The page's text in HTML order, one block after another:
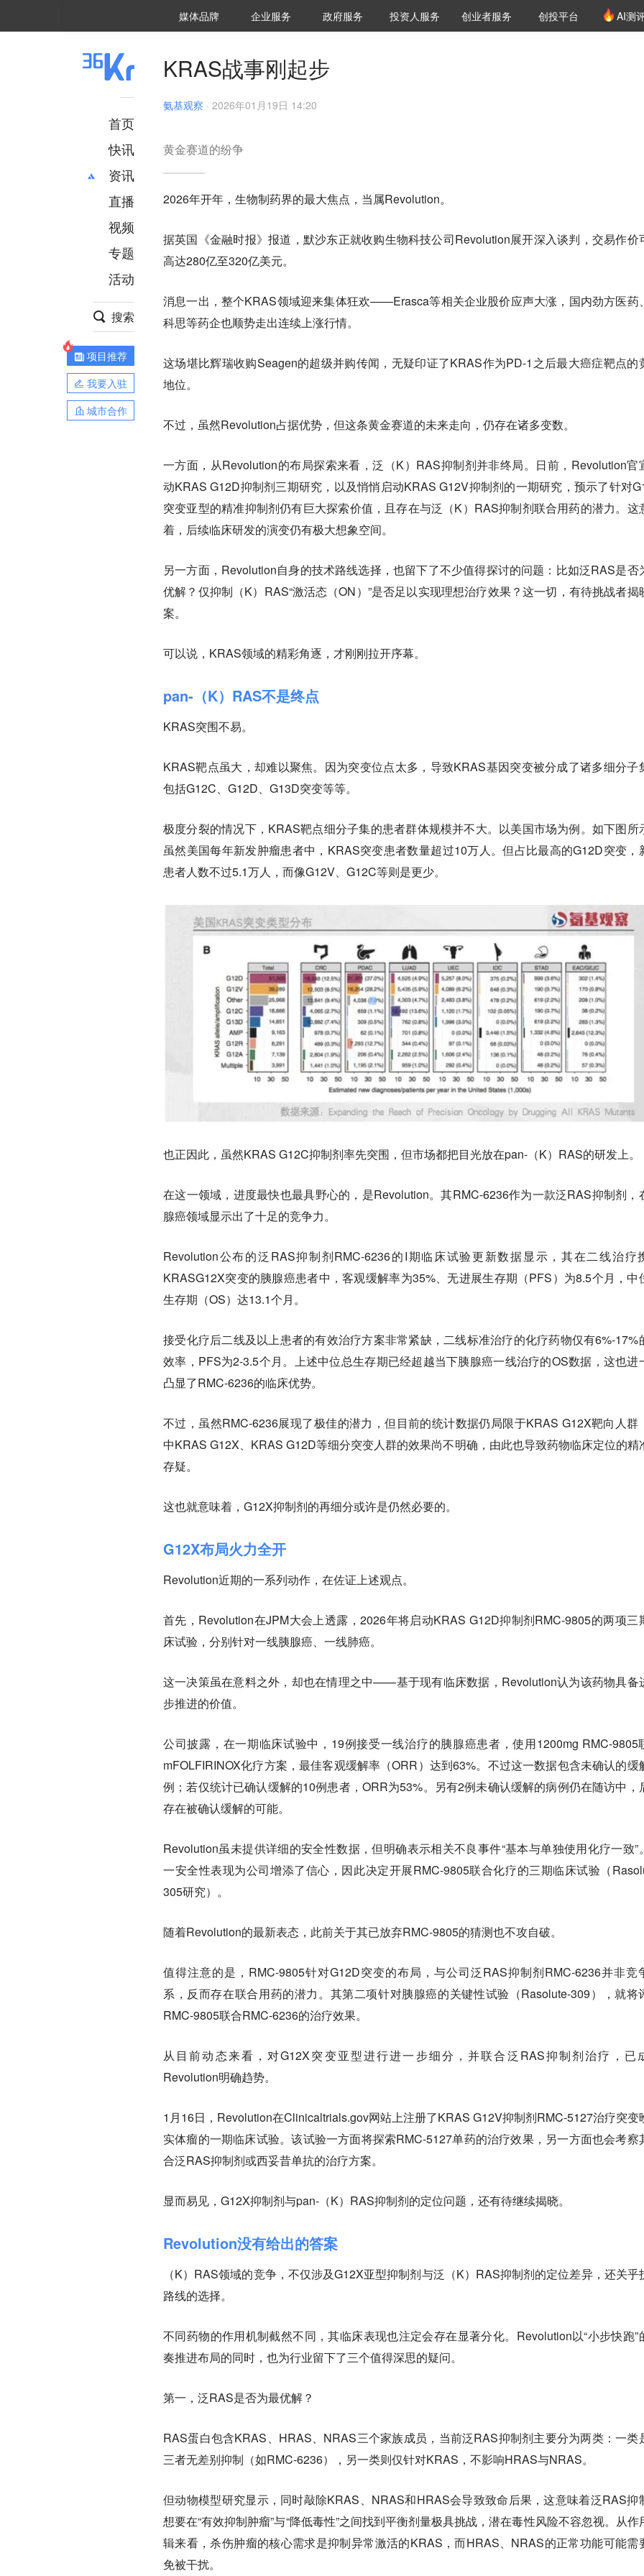
媒体品牌 36Kr研究院
企业服务 城市之窗
政府服务 VClub投资机构库
投资机构职位推介
投资人服务 创投氪堂
创业者服务 创投平台 AI测
首页
快讯
资讯
推荐
财经
项目推荐
安徽
直播
视频
专题
活动
搜索
项目推荐
我要入驻
城市合作
KRAS战事刚起步
氨基观察 · 2026年01月19日 14:20
黄金赛道的纷争
2026年开年，生物制药界的最大焦点，当属Revolution。
据英国《金融时报》报道，默沙东正就收购生物科技公司Revolution展开深入谈判，交易作价
高达280亿至320亿美元。
消息一出，整个KRAS领域迎来集体狂欢——Erasca等相关企业股价应声大涨，国内劲方医药
科思等药企也顺势走出连续上涨行情。
这场堪比辉瑞收购Seagen的超级并购传闻，无疑印证了KRAS作为PD-1之后最大癌症靶点的
地位。
不过，虽然Revolution占据优势，但这条黄金赛道的未来走向，仍存在诸多变数。
一方面，从Revolution的布局探索来看，泛（K）RAS抑制剂并非终局。日前，Revolution官
动KRAS G12D抑制剂三期研究，以及悄悄启动KRAS G12V抑制剂的一期研究，预示了针对
突变亚型的精准抑制剂仍有巨大探索价值，且存在与泛（K）RAS抑制剂联合用药的潜力。这
着，后续临床研发的演变仍有极大想象空间。
另一方面，Revolution自身的技术路线选择，也留下了不少值得探讨的问题：比如泛RAS是否
优解？仅抑制（K）RAS“激活态（ON）”是否足以实现理想治疗效果？这一切，有待挑战者揭
案。
可以说，KRAS领域的精彩角逐，才刚刚拉开序幕。
pan-（K）RAS不是终点
KRAS突围不易。
KRAS靶点虽大，却难以聚焦。因为突变位点太多，导致KRAS基因突变被分成了诸多细分子
包括G12C、G12D、G13D突变等等。
极度分裂的情况下，KRAS靶点细分子集的患者群体规模并不大。以美国市场为例。如下图所
虽然美国每年新发肿瘤患者中，KRAS突变患者数量超过10万人。但占比最高的G12D突变，
患者人数不过5.1万人，而像G12V、G12C等则是更少。
也正因此，虽然KRAS G12C抑制剂率先突围，但市场都把目光放在pan-（K）RAS的研发上。
在这一领域，进度最快也最具野心的，是Revolution。其RMC-6236作为一款泛RAS抑制剂，
腺癌领域显示出了十足的竞争力。
Revolution公布的泛RAS抑制剂RMC-6236的I期临床试验更新数据显示，其在二线治疗
KRASG12X突变的胰腺癌患者中，客观缓解率为35%、无进展生存期（PFS）为8.5个月，中
生存期（OS）达13.1个月。
接受化疗后二线及以上患者的有效治疗方案非常紧缺，二线标准治疗的化疗药物仅有6%-17%
效率，PFS为2-3.5个月。上述中位总生存期已经超越当下胰腺癌一线治疗的OS数据，这也进
凸显了RMC-6236的临床优势。
不过，虽然RMC-6236展现了极佳的潜力，但目前的统计数据仍局限于KRAS G12X靶向人群
中KRAS G12X、KRAS G12D等细分突变人群的效果尚不明确，由此也导致药物临床定位的精
存疑。
这也就意味着，G12X抑制剂的再细分或许是仍然必要的。
G12X布局火力全开
Revolution近期的一系列动作，在佐证上述观点。
首先，Revolution在JPM大会上透露，2026年将启动KRAS G12D抑制剂RMC-9805的两项三
床试验，分别针对一线胰腺癌、一线肺癌。
这一决策虽在意料之外，却也在情理之中——基于现有临床数据，Revolution认为该药物具备
步推进的价值。
公司披露，在一期临床试验中，19例接受一线治疗的胰腺癌患者，使用1200mg RMC-9805
mFOLFIRINOX化疗方案，最佳客观缓解率（ORR）达到63%。不过这一数据包含未确认的缓
例；若仅统计已确认缓解的10例患者，ORR为53%。另有2例未确认缓解的病例仍在随访中，
存在被确认缓解的可能。
Revolution虽未提供详细的安全性数据，但明确表示相关不良事件“基本与单独使用化疗一致”
一安全性表现为公司增添了信心，因此决定开展RMC-9805联合化疗的三期临床试验（
305研究）。
随着Revolution的最新表态，此前关于其已放弃RMC-9805的猜测也不攻自破。
值得注意的是，RMC-9805针对G12D突变的布局，与公司泛RAS抑制剂RMC-6236并非竞
系，反而存在联合用药的潜力。其第二项针对胰腺癌的关键性试验（Rasolute-309），就将
RMC-9805联合RMC-6236的治疗效果。
从目前动态来看，对G12X突变亚型进行进一步细分，并联合泛RAS抑制剂治疗，已
Revolution明确趋势。
1月16日，Revolution在Clinicaltrials.gov网站上注册了KRAS G12V抑制剂RMC-5127治疗突变
实体瘤的一期临床试验。该试验一方面将探索RMC-5127单药的治疗效果，另一方面也会考察
合泛RAS抑制剂或西妥昔单抗的治疗方案。
显而易见，G12X抑制剂与pan-（K）RAS抑制剂的定位问题，还有待继续揭晓。
Revolution没有给出的答案
（K）RAS领域的竞争，不仅涉及G12X亚型抑制剂与泛（K）RAS抑制剂的定位差异，还关乎
路线的选择。
不同药物的作用机制截然不同，其临床表现也注定会存在显著分化。Revolution以“小步快跑”
奏推进布局的同时，也为行业留下了三个值得深思的疑问。
第一，泛RAS是否为最优解？
RAS蛋白包含KRAS、HRAS、NRAS三个家族成员，当前泛RAS抑制剂主要分为两类：一类
三者无差别抑制（如RMC-6236），另一类则仅针对KRAS，不影响HRAS与NRAS。
但动物模型研究显示，同时敲除KRAS、NRAS和HRAS会导致致命后果，这意味着泛RAS抑
想要在“有效抑制肿瘤”与“降低毒性”之间找到平衡剂量极具挑战，潜在毒性风险不容忽视。从作
辑来看，杀伤肿瘤的核心需求是抑制异常激活的KRAS，而HRAS、NRAS的正常功能可能需
免被干扰。